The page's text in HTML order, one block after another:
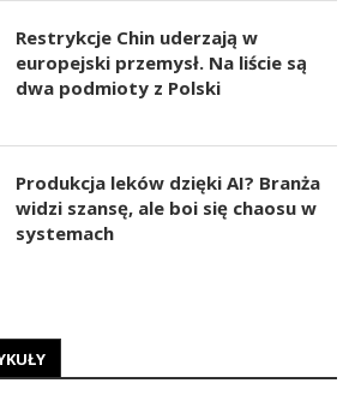
Restrykcje Chin uderzają w
europejski przemysł. Na liście są
dwa podmioty z Polski
Produkcja leków dzięki AI? Branża
widzi szansę, ale boi się chaosu w
systemach